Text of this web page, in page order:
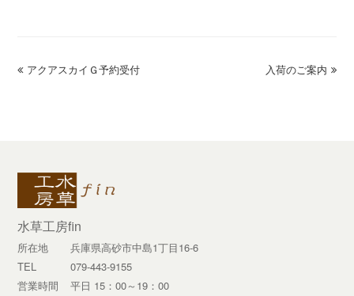
previous
アクアスカイＧ予約受付
next
入荷のご案内
水草工房fin
所在地
兵庫県高砂市中島1丁目16-6
TEL
079-443-9155
営業時間
平日 15：00～19：00